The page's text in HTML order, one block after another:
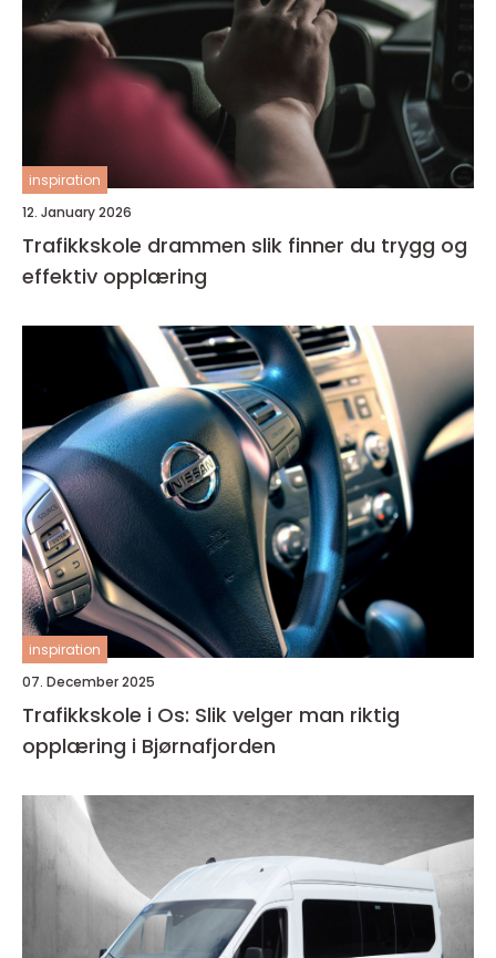
inspiration
12. January 2026
Trafikkskole drammen slik finner du trygg og
effektiv opplæring
inspiration
07. December 2025
Trafikkskole i Os: Slik velger man riktig
opplæring i Bjørnafjorden